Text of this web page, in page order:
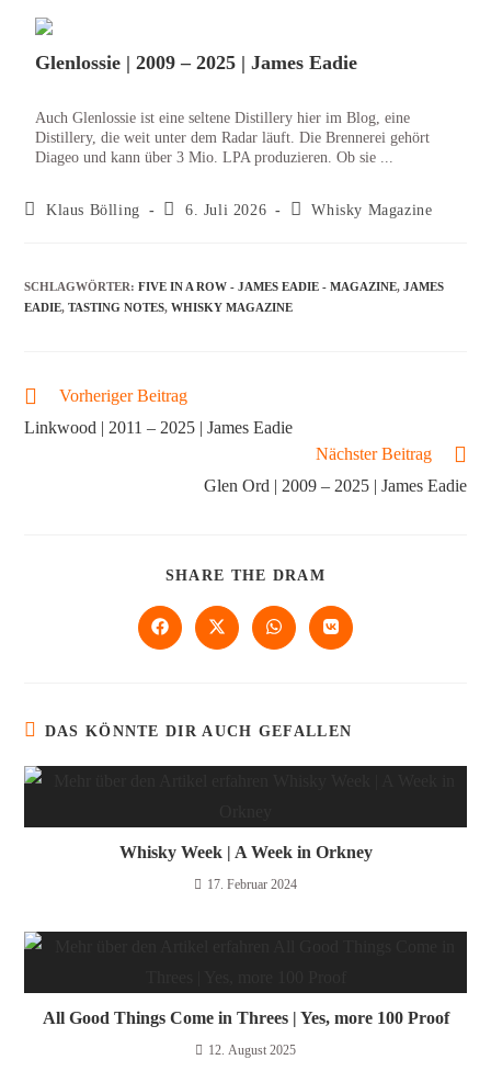
Glenlossie | 2009 – 2025 | James Eadie
Auch Glenlossie ist eine seltene Distillery hier im Blog, eine
Distillery, die weit unter dem Radar läuft. Die Brennerei gehört
Diageo und kann über 3 Mio. LPA produzieren. Ob sie ...
Klaus Bölling 6. Juli 2026 Whisky Magazine
SCHLAGWÖRTER:FIVE IN A ROW - JAMES EADIE - MAGAZINE, JAMES
EADIE, TASTING NOTES, WHISKY MAGAZINE
Vorheriger Beitrag
Linkwood | 2011 – 2025 | James Eadie
Nächster Beitrag
Glen Ord | 2009 – 2025 | James Eadie
SHARE THE DRAM
DAS KÖNNTE DIR AUCH GEFALLEN
Whisky Week | A Week in Orkney
17. Februar 2024
All Good Things Come in Threes | Yes, more 100 Proof
12. August 2025